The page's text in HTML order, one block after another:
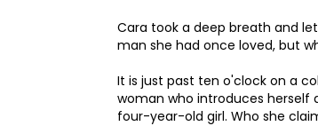
Cara took a deep breath and
man she had once loved, but
It is just past ten o'clock on a
woman who introduces herself
four-year-old girl. Who she